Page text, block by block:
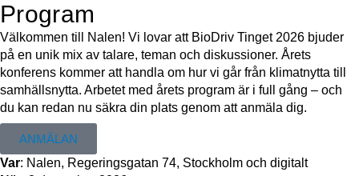
Program
Välkommen till Nalen! Vi lovar att BioDriv Tinget 2026 bjuder
på en unik mix av talare, teman och diskussioner. Årets
konferens kommer att handla om hur vi går från klimatnytta till
samhällsnytta. Arbetet med årets program är i full gång – och
du kan redan nu säkra din plats genom att anmäla dig.
ANMÄLAN
Var: Nalen, Regeringsgatan 74, Stockholm och digitalt